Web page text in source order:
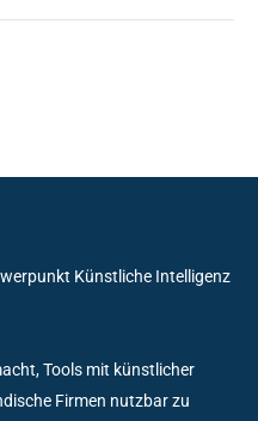
Künstliche Intelligenz
Tools mit künstlicher
Firmen nutzbar zu